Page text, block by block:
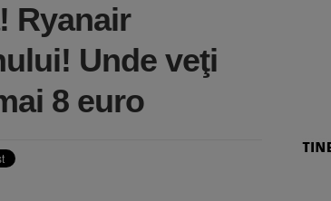
Ryanair
Unde veţi
8 euro